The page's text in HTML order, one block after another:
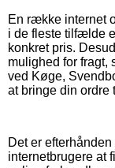
En række internet
i de fleste tilfælde
konkret pris.
mulighed for fragt,
ved Køge,
at bringe din ordre
Det er
internetbrugere at